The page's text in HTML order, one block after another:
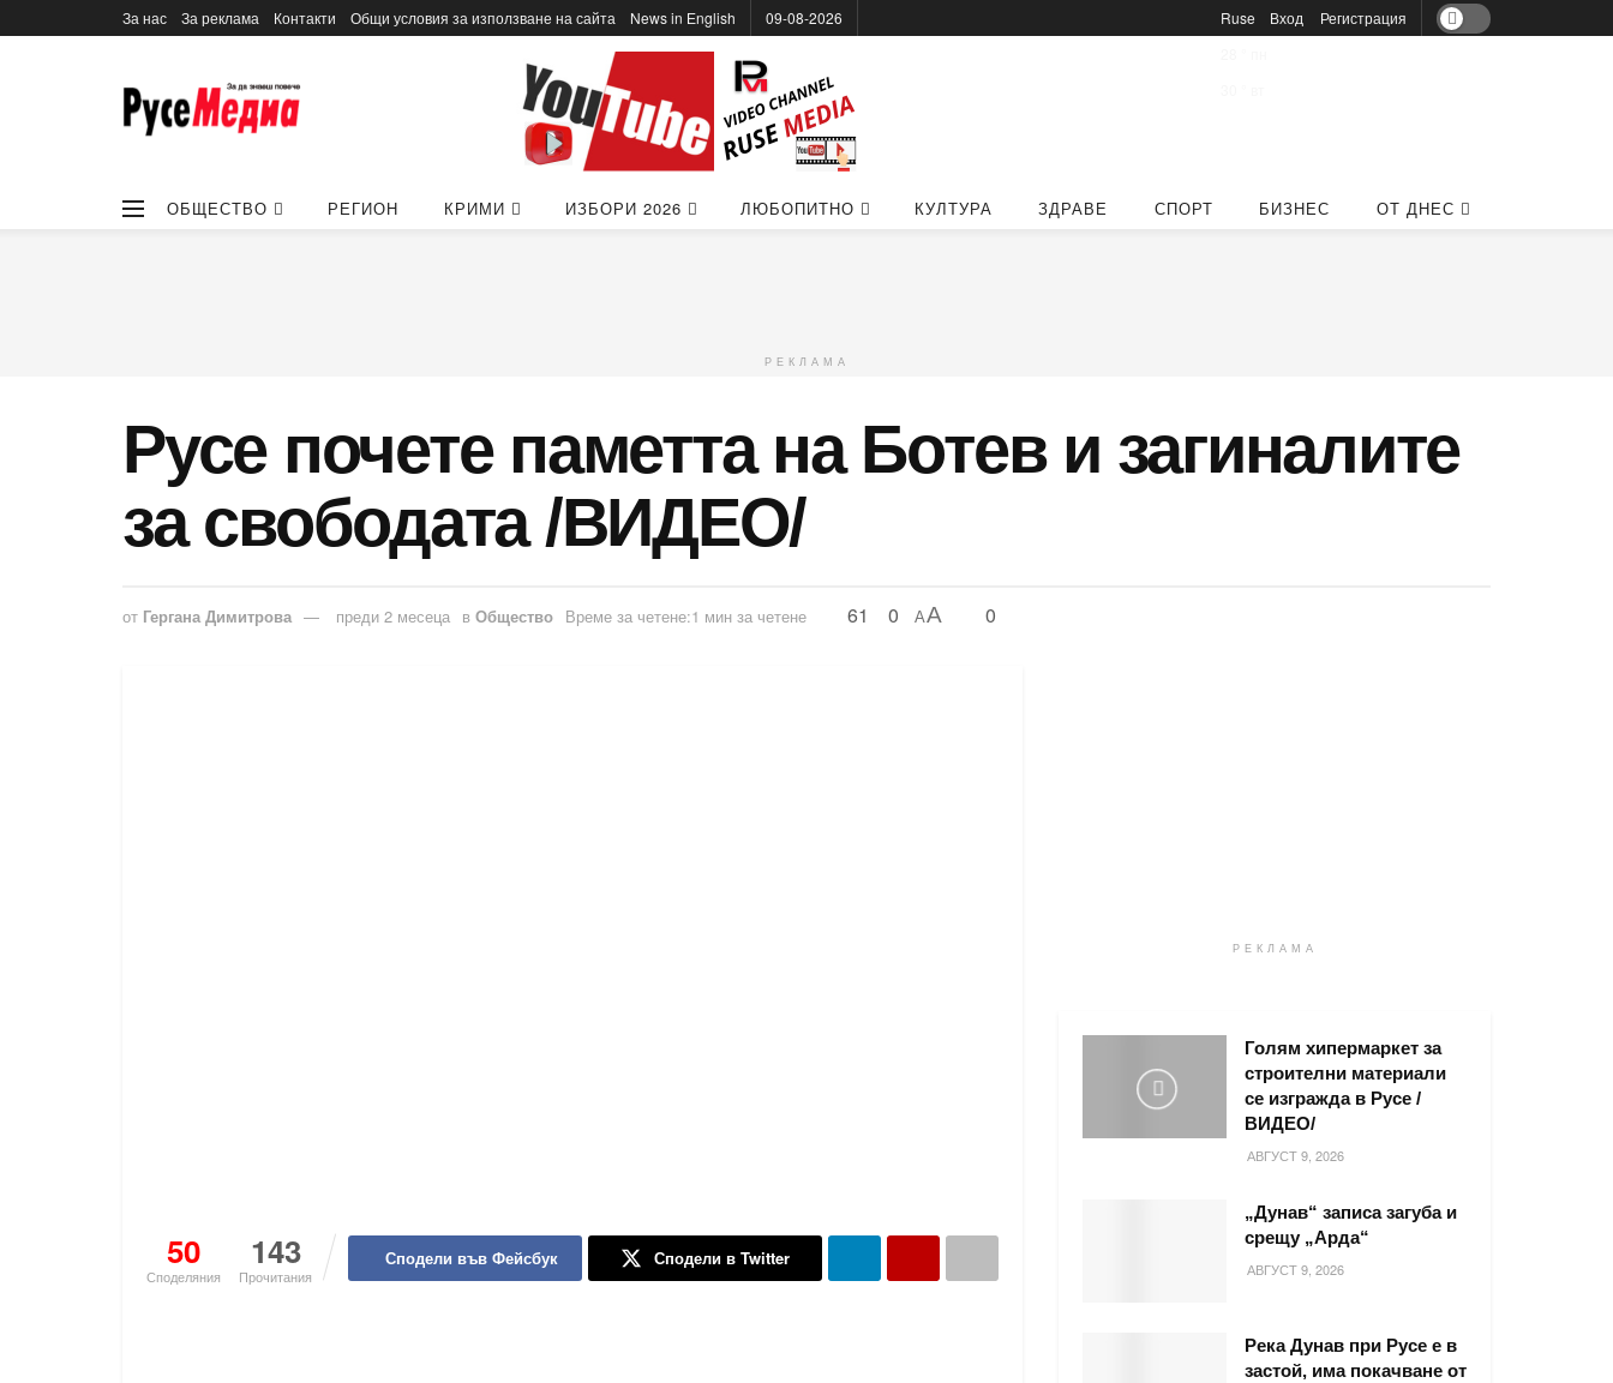
За нас За реклама Контакти Общи условия за използване на сайта News in Еnglish 09-08-2026
Ruse
Вход Регистрация
ОБЩЕСТВО РЕГИОН КРИМИ ИЗБОРИ 2026 ЛЮБОПИТНО КУЛТУРА ЗДРАВЕ СПОРТ БИЗНЕС ОТ ДНЕС
РЕКЛАМА
Русе почете паметта на Ботев и загиналите
за свободата /ВИДЕО/
от Гергана Димитрова преди 2 месеца в Общество Време за четене:1 мин за четене 61 0 AA 0
50
Споделяния
143
Прочитания
Сподели във Фейсбук Сподели в Twitter
РЕКЛАМА
Голям хипермаркет за
строителни материали
се изгражда в Русе /
ВИДЕО/
АВГУСТ 9, 2026
„Дунав“ записа загуба и
срещу „Арда“
АВГУСТ 9, 2026
Река Дунав при Русе е в
застой, има покачване от